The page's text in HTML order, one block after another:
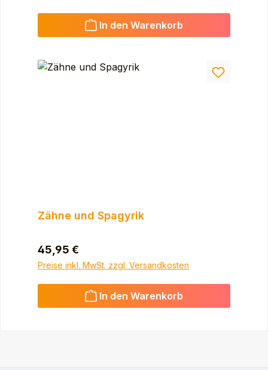
In den Warenkorb
Zähne und Spagyrik
Regulärer Preis:
45,95 €
Preise inkl. MwSt. zzgl. Versandkosten
In den Warenkorb